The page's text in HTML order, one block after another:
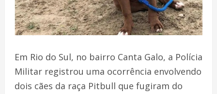
Em Rio do Sul, no bairro Canta Galo, a Polícia
Militar registrou uma ocorrência envolvendo
dois cães da raça Pitbull que fugiram do